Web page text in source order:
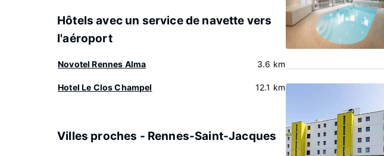
Hôtels avec un service de navette vers
l'aéroport
Novotel Rennes Alma 3.6 km
Hotel Le Clos Champel 12.1 km
Villes proches - Rennes-Saint-Jacques